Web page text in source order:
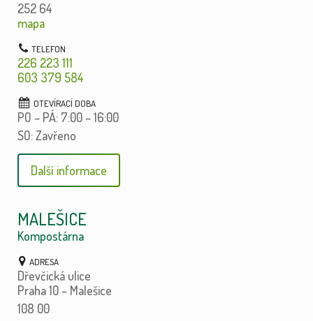
252 64
mapa
226 223 111
603 379 584
PO – PÁ: 7:00 – 16:00
SO: Zavřeno
Další informace
MALEŠICE
Kompostárna
Dřevčická ulice
Praha 10 – Malešice
108 00